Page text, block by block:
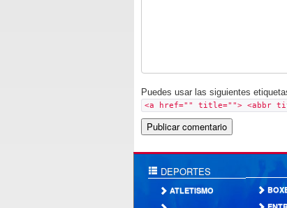
Puedes usar las siguientes
<a href="" title=""> <abbr
DEPORTES
ATLETISMO